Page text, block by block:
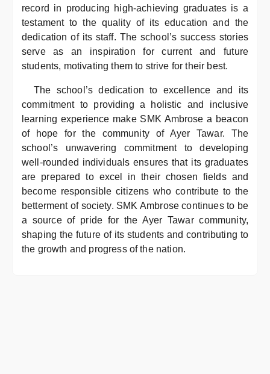
record in producing high-achieving graduates is a
testament to the quality of its education and the
dedication of its staff. The school’s success stories
serve as an inspiration for current and future
students, motivating them to strive for their best.
The school’s dedication to excellence and its
commitment to providing a holistic and inclusive
learning experience make SMK Ambrose a beacon
of hope for the community of Ayer Tawar. The
school’s unwavering commitment to developing
well-rounded individuals ensures that its graduates
are prepared to excel in their chosen fields and
become responsible citizens who contribute to the
betterment of society. SMK Ambrose continues to be
a source of pride for the Ayer Tawar community,
shaping the future of its students and contributing to
the growth and progress of the nation.